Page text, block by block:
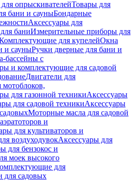
опрыскивателейТовары для
бани и сауныБондарные
Аксессуары для
баниИзмерительные приборы для
для купелейОкна
и сауныРучки дверные для бани и
бассейны с
и комплектующие для садовой
Двигатели для
для газонной техникиАксессуары
для садовой техникиАксессуары
Моторные масла для садовой
и
для культиваторов и
воздуходувокАксессуары для
для бензокос и
моек высокого
для
для садовых